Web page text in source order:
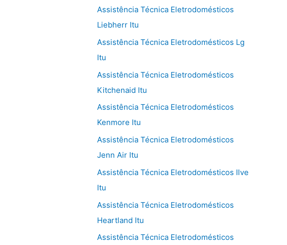
Assistência Técnica Eletrodomésticos
Liebherr Itu
Assistência Técnica Eletrodomésticos Lg
Itu
Assistência Técnica Eletrodomésticos
Kitchenaid Itu
Assistência Técnica Eletrodomésticos
Kenmore Itu
Assistência Técnica Eletrodomésticos
Jenn Air Itu
Assistência Técnica Eletrodomésticos Ilve
Itu
Assistência Técnica Eletrodomésticos
Heartland Itu
Assistência Técnica Eletrodomésticos